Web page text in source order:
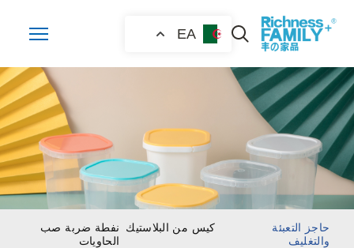
EA
حاجز التعبئة
والتغليف
كيس من البلاستيك
نفطة ضربة صب
الحاويات